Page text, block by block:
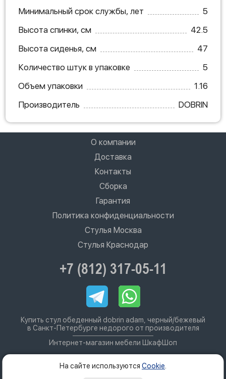
Минимальный срок службы, лет
5
Высота спинки, см
42.5
Высота сиденья, см
47
Количество штук в упаковке
5
Объем упаковки
1.16
Производитель
DOBRIN
О компании
Доставка
Контакты
Сборка
Гарантия
Политика конфиденциальности
Стулья Москва
Стулья Краснодар
+7 (812) 317-05-11
Купить стул обеденный dobrin adam, черный/бежевый
в Санкт-Петербурге недорого от производителя
Интернет-магазин мебели ШкафШоп
На сайте используются Cookie